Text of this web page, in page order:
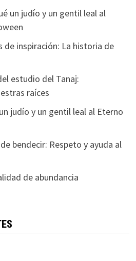
un judío y un gentil leal al
de inspiración: La historia de
estudio del Tanaj:
raíces
judío y un gentil leal al Eterno
bendecir: Respeto y ayuda al
de abundancia